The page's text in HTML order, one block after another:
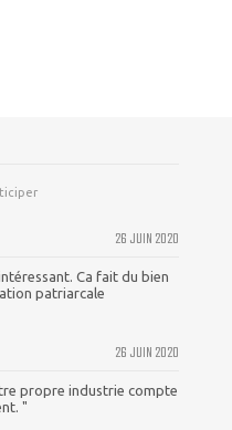
26 JUIN 2020
Ca fait du bien
patriarcale
26 JUIN 2020
propre industrie compte
"